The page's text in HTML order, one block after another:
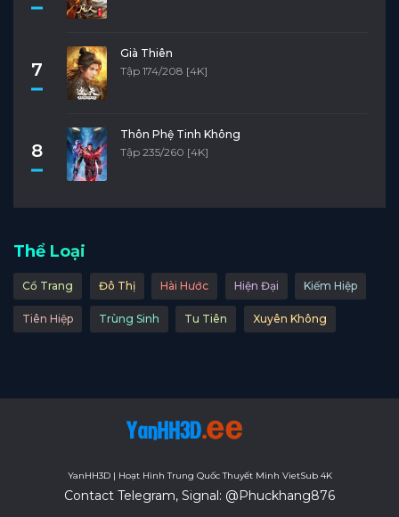
7
Già Thiên
Tập 174/208 [4K]
8
Thôn Phệ Tinh Không
Tập 235/260 [4K]
Thể Loại
Cổ Trang Đô Thị Hài Hước Hiện Đại Kiếm Hiệp
Tiên Hiệp Trùng Sinh Tu Tiên Xuyên Không
YanHH3D | Hoạt Hình Trung Quốc Thuyết Minh VietSub 4K
Contact Telegram, Signal: @Phuckhang876